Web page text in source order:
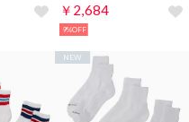
￥2,684
9%OFF
NEW